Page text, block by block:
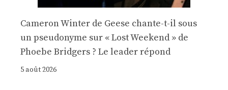
Cameron Winter de Geese chante-t-il sous
un pseudonyme sur « Lost Weekend » de
Phoebe Bridgers ? Le leader répond
5 août 2026